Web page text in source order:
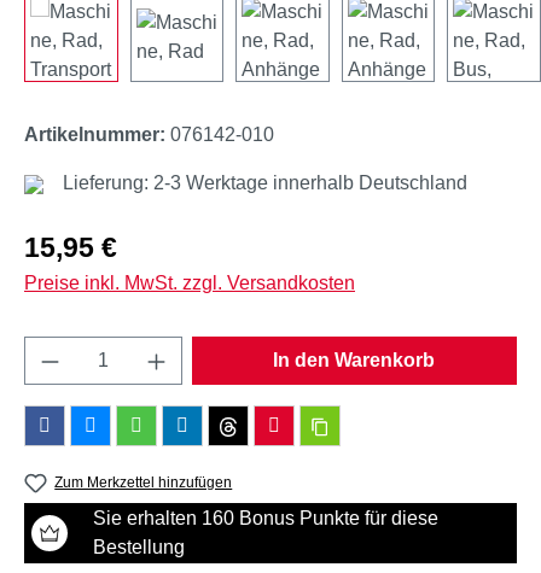
Artikelnummer: 076142-010
Lieferung: 2-3 Werktage innerhalb Deutschland
Regulärer Preis:
15,95 €
Preise inkl. MwSt. zzgl. Versandkosten
Produkt Anzahl: Gib den gewünschten
In den Warenkorb
Zum Merkzettel hinzufügen
Sie erhalten 160 Bonus Punkte für diese
Bestellung